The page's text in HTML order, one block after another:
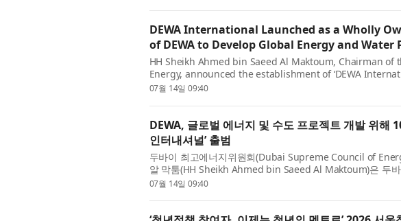
DEWA International Launched as a Wholly
of DEWA to Develop Global Energy and Water
HH Sheikh Ahmed bin Saeed Al Maktoum, Chairman of
Energy, announced the establishment of ‘DEWA
subsidiary of Dubai Electricity and Water Authority
07월 14일 09:40
DEWA, 글로벌 에너지 및 수도 프로젝트 개발 위해
인터내셔널’ 출범
두바이 최고에너지위원회(Dubai Supreme Council of
알 막툼(HH Sheikh Ahmed bin Saeed Al Maktoum)은 두
Water Authority, DEWA)의 100% 자회사인 독립 법인
07월 14일 09:40